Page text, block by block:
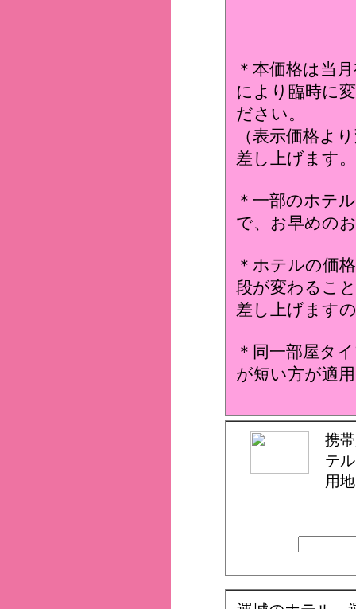
＊本価格は当
により臨時に
ださい。
（表示価格よ
差し上げます
＊一部のホテ
で、お早めの
＊ホテルの価
段が変わるこ
差し上げます
＊同一部屋タ
が短い方が適
携
テ
用